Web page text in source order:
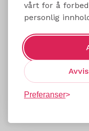
vårt for å
personlig
Preferanser